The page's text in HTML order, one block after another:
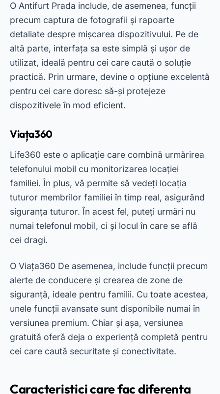
OViața360De asemenea, include funcții precum
alerte de conducere și crearea de zone de
siguranță, ideale pentru familii. Cu toate acestea,
unele funcții avansate sunt disponibile numai în
versiunea premium. Chiar și așa, versiunea
gratuită oferă deja o experiență completă pentru
cei care caută securitate și conectivitate.
Caracteristici care fac diferența
Atunci când alegeți o aplicație de urmărire a
telefonului mobil, este important să luați în
considerare caracteristicile sale unice. Unele
aplicații, cum ar fi Find My Device și Find My
iPhone, se concentrează pe anumite dispozitive,
în timp ce altele, precum Cerberus și Prey Anti-
de platforme.
În plus, multe dintre aceste aplicații includ
beneficii suplimentare, cum ar fi blocarea de la
distanță și ștergerea datelor, asigurând că
informațiile dvs. personale sunt protejate. În
acest fel, ajută utilizatorii să ia măsuri rapide și